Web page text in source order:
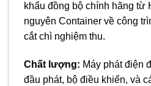
khẩu đồng bộ chính hãng từ
nguyên Container về công
cắt chì nghiệm thu.
Chất lượng: Máy phát điện
đầu phát, bộ điều khiển, và